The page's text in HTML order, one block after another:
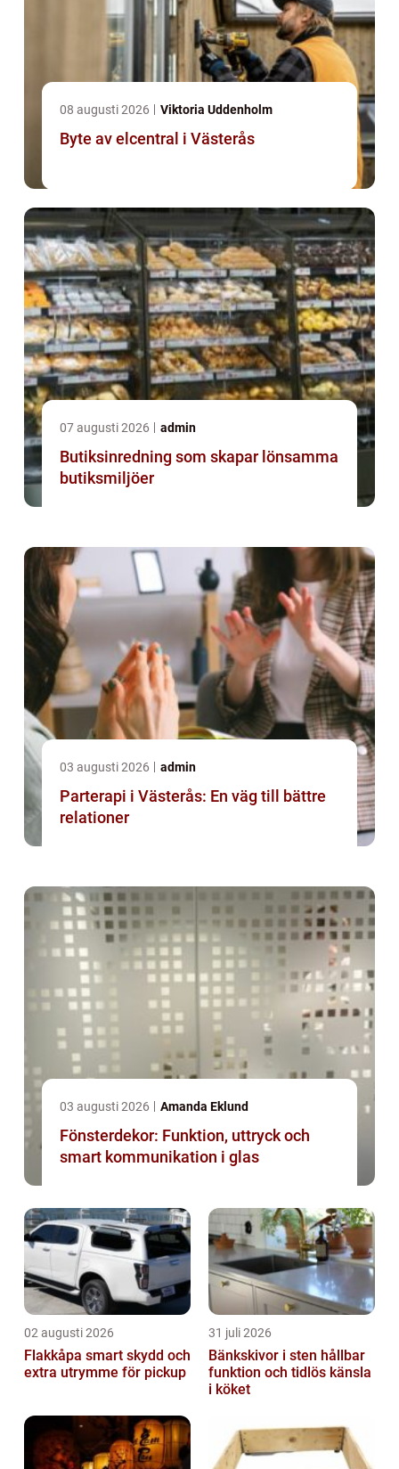
08 augusti 2026 Viktoria Uddenholm
Byte av elcentral i Västerås
07 augusti 2026 admin
Butiksinredning som skapar lönsamma
butiksmiljöer
03 augusti 2026 admin
Parterapi i Västerås: En väg till bättre
relationer
03 augusti 2026 Amanda Eklund
Fönsterdekor: Funktion, uttryck och
smart kommunikation i glas
02 augusti 2026
Flakkåpa smart skydd och
extra utrymme för pickup
31 juli 2026
Bänkskivor i sten hållbar
funktion och tidlös känsla
i köket